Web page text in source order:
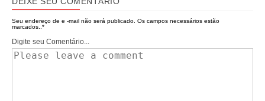
Seu endereço de e -mail não será publicado. Os campos necessários estão
marcados..*
Digite seu Comentário...